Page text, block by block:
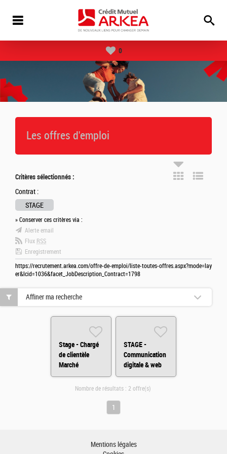
0
Les offres d'emploi
Critères sélectionnés :
Contrat :
STAGE
» Conserver ces critères via :
Alerte email
Flux RSS
Enregistrement
https://recrutement.arkea.com/offre-de-emploi/liste-toutes-offres.aspx?mode=lay
er&lcid=1036&facet_JobDescription_Contract=1798
Stage - Chargé
de clientèle
Marché
Immobilier HF
STAGE -
Communication
digitale & web
analytics H/F
Affiner ma recherche
Nombre de résultats : 2 offre(s)
1
Mentions légales